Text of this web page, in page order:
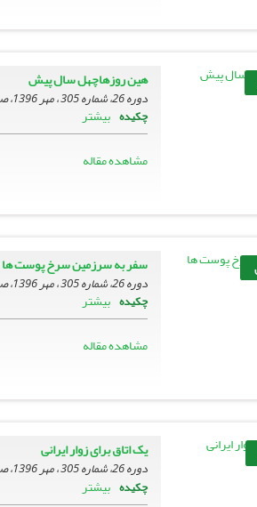
هین روزهاچهل سال پیش
دوره 26، شماره 305 ، مهر 1396، صفحه
چکیده بیشتر
مشاهده مقاله
سفر به سرزمین سرخ پوست ها
دوره 26، شماره 305 ، مهر 1396، صفحه
چکیده بیشتر
مشاهده مقاله
یک اتاق برای زوار ایرانی
دوره 26، شماره 305 ، مهر 1396، صفحه
چکیده بیشتر